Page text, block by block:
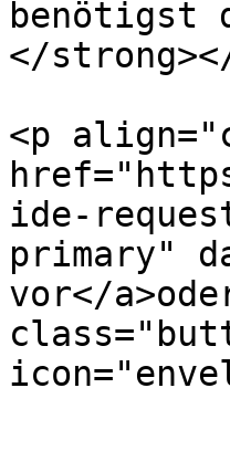
benötigst
</
<p
ide-
primary"
vor</